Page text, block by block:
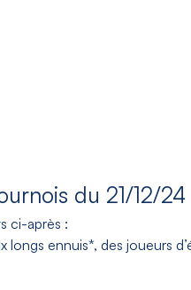
du 21/12/24
ci-après :
ennuis*, des joueurs